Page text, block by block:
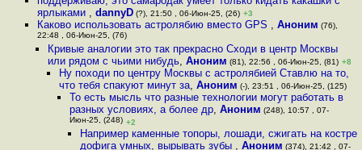
ярлыками , dannyD(?), 21:50 , 06-Июн-25, (26) +3
Каково использовать астролябию вместо GPS , Аноним (76),
22:48 , 06-Июн-25, (76)
Кривые аналогии это так прекрасно Сходи в центр Москвы
или рядом с чьими нибудь,Аноним (81), 22:56 , 06-Июн-25, (81) +8
Ну походи по центру Москвы с астролябией Ставлю на то,
что тебя спакуют минут за, Аноним (-), 23:51 , 06-Июн-25, (125)
То есть мысль что разные технологии могут работать в
разных условиях, а более др, Аноним (248), 10:57 , 07-
Июн-25, (248) +2
Например каменные топоры, лошади, сжигать на костре
дофига умных, вырывать зубы ,Аноним (374), 21:42 , 07-